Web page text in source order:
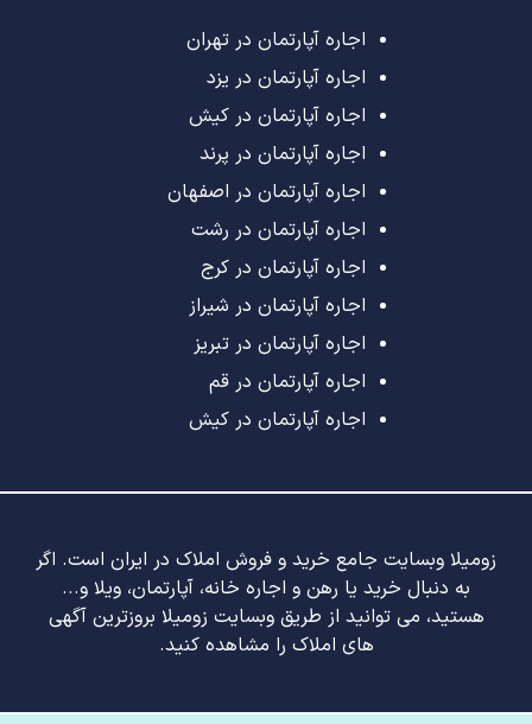
اجاره آپارتمان در تهران
اجاره آپارتمان در یزد
اجاره آپارتمان در کیش
اجاره آپارتمان در پرند
اجاره آپارتمان در اصفهان
اجاره آپارتمان در رشت
اجاره آپارتمان در کرج
اجاره آپارتمان در شیراز
اجاره آپارتمان در تبریز
اجاره آپارتمان در قم
اجاره آپارتمان در کیش
زومیلا وبسایت جامع خرید و فروش املاک در ایران است. اگر
به دنبال خرید یا رهن و اجاره خانه، آپارتمان، ویلا و...
هستید، می توانید از طریق وبسایت زومیلا بروزترین آگهی
های املاک را مشاهده کنید.